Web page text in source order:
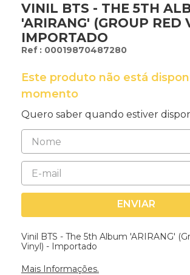
VINIL BTS - THE 5TH
'ARIRANG' (GROUP RED
IMPORTADO
: 00019870487280
Este produto não está
momento
Quero saber quando estiver
ENVIAR
Vinil BTS - The 5th Album 'ARIRANG'
Vinyl) - Importado
Mais Informações.